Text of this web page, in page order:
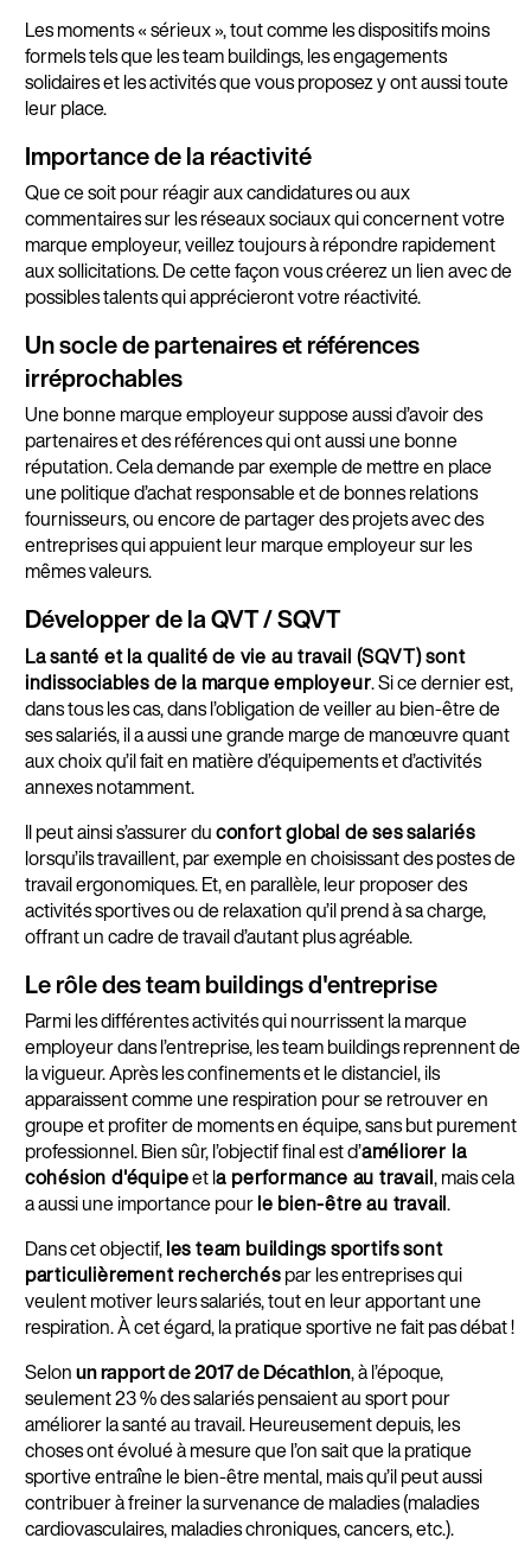
Les moments « sérieux », tout comme les dispositifs moins
formels tels que les team buildings, les engagements
solidaires et les activités que vous proposez y ont aussi toute
leur place.
Importance de la réactivité
Que ce soit pour réagir aux candidatures ou aux
commentaires sur les réseaux sociaux qui concernent votre
marque employeur, veillez toujours à répondre rapidement
aux sollicitations. De cette façon vous créerez un lien avec de
possibles talents qui apprécieront votre réactivité.
Un socle de partenaires et références
irréprochables
Une bonne marque employeur suppose aussi d’avoir des
partenaires et des références qui ont aussi une bonne
réputation. Cela demande par exemple de mettre en place
une politique d’achat responsable et de bonnes relations
fournisseurs, ou encore de partager des projets avec des
entreprises qui appuient leur marque employeur sur les
mêmes valeurs.
Développer de la QVT / SQVT
La santé et la qualité de vie au travail (SQVT) sont
indissociables de la marque employeur. Si ce dernier est,
dans tous les cas, dans l’obligation de veiller au bien-être de
ses salariés, il a aussi une grande marge de manœuvre quant
aux choix qu’il fait en matière d’équipements et d’activités
annexes notamment.
Il peut ainsi s’assurer duconfort global de ses salariés
lorsqu’ils travaillent, par exemple en choisissant des postes de
travail ergonomiques. Et, en parallèle, leur proposer des
activités sportives ou de relaxation qu’il prend à sa charge,
offrant un cadre de travail d’autant plus agréable.
Le rôle des team buildings d'entreprise
Parmi les différentes activités qui nourrissent la marque
employeur dans l’entreprise, les team buildings reprennent de
la vigueur. Après les confinements et le distanciel, ils
apparaissent comme une respiration pour se retrouver en
groupe et profiter de moments en équipe, sans but purement
professionnel. Bien sûr, l’objectif final est d’améliorer la
cohésion d'équipeet la performance au travail, mais cela
a aussi une importance pourle bien-être au travail.
Dans cet objectif,les team buildings sportifs sont
particulièrement recherchéspar les entreprises qui
veulent motiver leurs salariés, tout en leur apportant une
respiration. À cet égard, la pratique sportive ne fait pas débat !
Selonun rapport de 2017 de Décathlon, à l’époque,
seulement 23 % des salariés pensaient au sport pour
améliorer la santé au travail. Heureusement depuis, les
choses ont évolué à mesure que l’on sait que la pratique
sportive entraîne le bien-être mental, mais qu’il peut aussi
contribuer à freiner la survenance de maladies (maladies
cardiovasculaires, maladies chroniques, cancers, etc.).